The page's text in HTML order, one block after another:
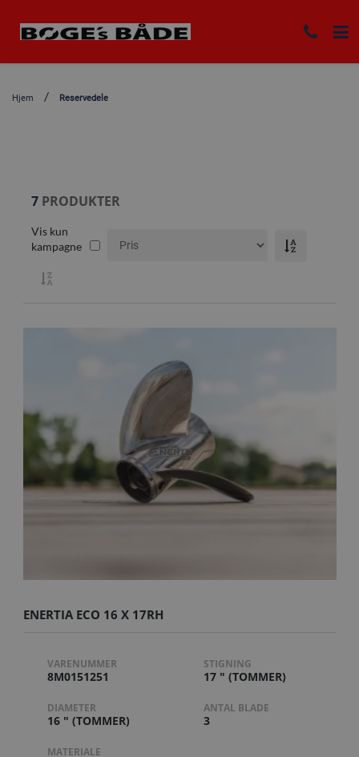
Hjem Reservedele
7PRODUKTER
Vis kun
kampagne
ENERTIA ECO 16 X 17RH
VARENUMMER
8M0151251
STIGNING
17 " (TOMMER)
DIAMETER
16 " (TOMMER)
ANTAL BLADE
3
MATERIALE